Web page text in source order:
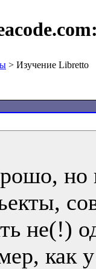
> Изучение Libretto
но
не(!)
как